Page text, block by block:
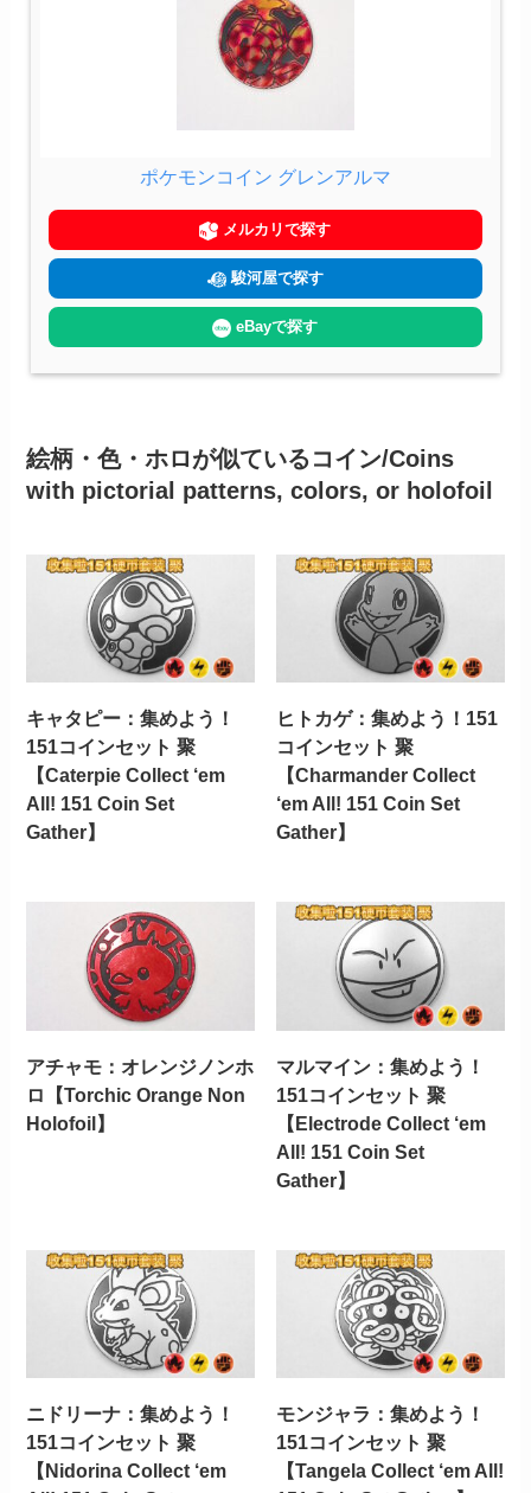
ポケモンコイン グレンアルマ
メルカリで探す
駿河屋で探す
eBayで探す
絵柄・色・ホロが似ているコイン/Coins
with pictorial patterns, colors, or holofoil
キャタピー：集めよう！
151コインセット 聚
【Caterpie Collect ‘em
All! 151 Coin Set
Gather】
ヒトカゲ：集めよう！151
コインセット 聚
【Charmander Collect
‘em All! 151 Coin Set
Gather】
アチャモ：オレンジノンホ
ロ【Torchic Orange Non
Holofoil】
マルマイン：集めよう！
151コインセット 聚
【Electrode Collect ‘em
All! 151 Coin Set
Gather】
ニドリーナ：集めよう！
151コインセット 聚
【Nidorina Collect ‘em
モンジャラ：集めよう！
151コインセット 聚
【Tangela Collect ‘em All!